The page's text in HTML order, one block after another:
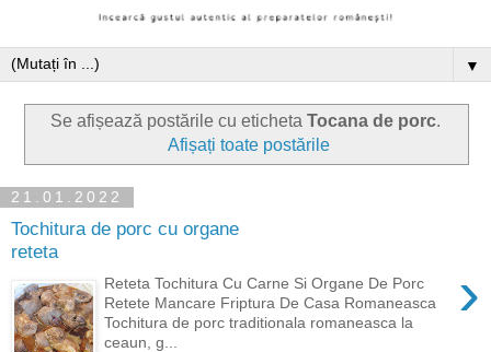
▼
Se afișează postările cu eticheta Tocana de porc.
Afișați toate postările
21.01.2022
Tochitura de porc cu organe
reteta
›
Reteta Tochitura Cu Carne Si Organe De Porc
Retete Mancare Friptura De Casa Romaneasca
Tochitura de porc traditionala romaneasca la
ceaun, g...